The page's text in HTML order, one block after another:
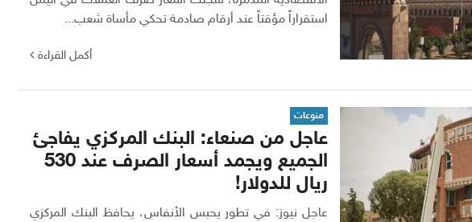
استقراراً مؤقتاً عند أرقام صادمة تحكي مأساة شعب...
أكمل القراءة
منوعات
عاجل من صنعاء: البنك المركزي يفاجئ
الجميع ويجمد أسعار الصرف عند 530
ريال للدولار!
عاجل نيوز: في تطور يحبس الأنفاس، يحافظ البنك المركزي